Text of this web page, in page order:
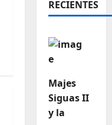
RECIENTES
Majes
Siguas II
y la